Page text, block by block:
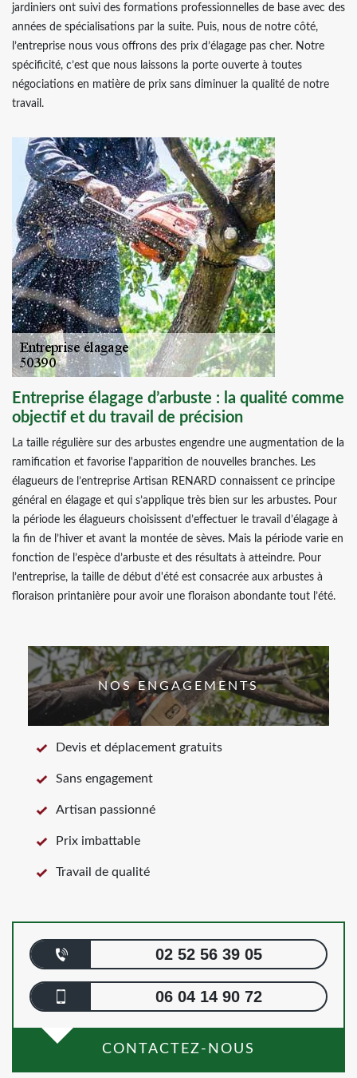
jardiniers ont suivi des formations professionnelles de base avec des
années de spécialisations par la suite. Puis, nous de notre côté,
l’entreprise nous vous offrons des prix d’élagage pas cher. Notre
spécificité, c’est que nous laissons la porte ouverte à toutes
négociations en matière de prix sans diminuer la qualité de notre
travail.
Entreprise élagage d’arbuste : la qualité comme
objectif et du travail de précision
La taille régulière sur des arbustes engendre une augmentation de la
ramification et favorise l'apparition de nouvelles branches. Les
élagueurs de l’entreprise Artisan RENARD connaissent ce principe
général en élagage et qui s’applique très bien sur les arbustes. Pour
la période les élagueurs choisissent d’effectuer le travail d’élagage à
la fin de l’hiver et avant la montée de sèves. Mais la période varie en
fonction de l’espèce d’arbuste et des résultats à atteindre. Pour
l’entreprise, la taille de début d'été est consacrée aux arbustes à
floraison printanière pour avoir une floraison abondante tout l’été.
NOS ENGAGEMENTS
Devis et déplacement gratuits
Sans engagement
Artisan passionné
Prix imbattable
Travail de qualité
02 52 56 39 05
06 04 14 90 72
CONTACTEZ-NOUS